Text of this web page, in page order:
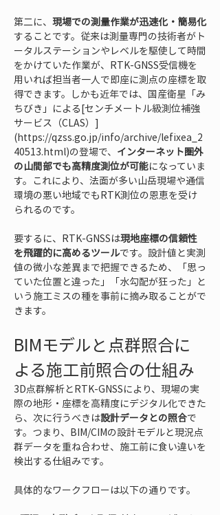
第二に、 現場での測量作業が迅速化・簡易化
することです。従来は測量専門の技術者がト
ータルステーションやレベルを駆使して時間
をかけていた作業が、RTK-GNSS受信機を
用いれば担当者一人で即座に測点の座標を取
得できます。しかも近年では、国産衛星「み
ちびき」による[センチメートル級測位補強
サービス（CLAS）]
(https://qzss.go.jp/info/archive/lefixea_2
40513.html)の登場で、 インターネット圏外
の山間部でも高精度測位が可能になっていま
す。これにより、法面が多い山岳現場や通信
環境の悪い地域でもRTK測位の恩恵を受け
られるのです。
要するに、RTK-GNSSは現地座標の信頼性
を飛躍的に高めるツールです。設計値と実測
値の微小な差異まで把握できるため、「思っ
ていた位置と違った」「水勾配が狂った」と
いう施工ミスの種を事前に摘み取ることがで
きます。
BIMモデルと点群照合に
よる施工前照合の仕組み
3D点群解析とRTK-GNSSにより、現場の実
際の地形・座標を高精度にデジタル化できた
ら、次に行うべきは設計データとの照合で
す。つまり、BIM/CIMの設計モデルと現況点
群データを重ね合わせ、施工前に食い違いを
検出する仕組みです。
具体的なワークフローは以下の通りです。